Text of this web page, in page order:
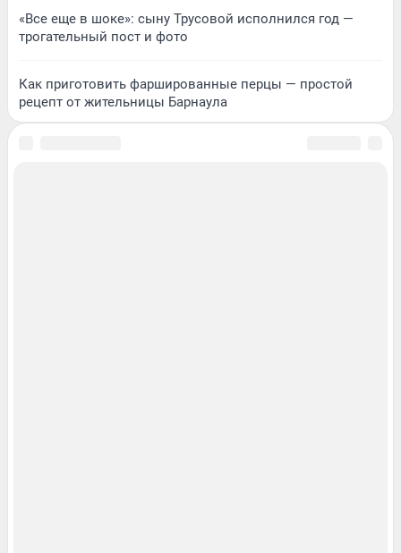
«Все еще в шоке»: сыну Трусовой исполнился год —
трогательный пост и фото
Как приготовить фаршированные перцы — простой
рецепт от жительницы Барнаула